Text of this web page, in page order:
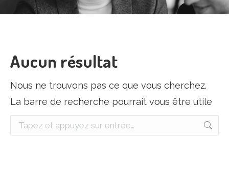
Aucun résultat
Nous ne trouvons pas ce que vous cherchez.
La barre de recherche pourrait vous être utile
Recherche